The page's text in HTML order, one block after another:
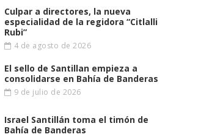
Culpar a directores, la nueva
especialidad de la regidora “Citlalli
Rubi”
4 de agosto de 2026
El sello de Santillan empieza a
consolidarse en Bahía de Banderas
9 de julio de 2026
Israel Santillán toma el timón de
Bahía de Banderas